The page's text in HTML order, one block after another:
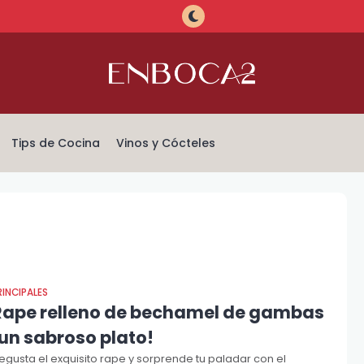
Tips de Cocina Vinos y Cócteles
relleno de bechamel de gambas
sabroso plato!
el exquisito rape y sorprende tu paladar con el